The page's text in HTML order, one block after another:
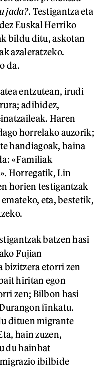
jada?. Testigantza eta
Euskal Herriko
bildu ditu, askotan
azaleratzeko.
da.
entzutean, irudi
adibidez,
Haren
horrelako auzorik;
handiagoak, baina
«Familiak
Horregatik, Lin
horien testigantzak
eta, bestetik,
batzen hasi
Fujian
etorri zen
hiritan egon
zen; Bilbon hasi
finkatu.
dituen migrante
hain zuzen,
du hainbat
ibilbide